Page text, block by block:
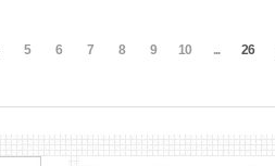
5 6 7 8 9 10 ... 26